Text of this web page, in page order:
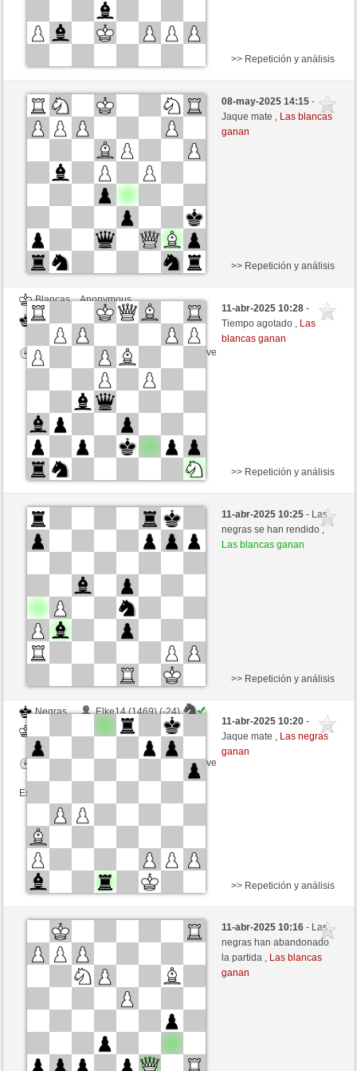
Negras
Anonymous
Blancas
oreneta3 (1315)
Tiempo: 2 minutes/side + 3 seconds/move
>> Repetición y análisis
08-may-2025 14:15-
Jaque mate , Las blancas
ganan
Blancas
Anonymous
Negras
oreneta3 (1315)
Tiempo: 2 minutes/side + 0 seconds/move
>> Repetición y análisis
11-abr-2025 10:28-
Tiempo agotado , Las
blancas ganan
Blancas
Anonymous
Negras
oreneta3 (1291)
>> Repetición y análisis
11-abr-2025 10:25- Las
negras se han rendido ,
Las blancas ganan
Negras
Elke14 (1469) (-24)
oreneta3 (1291) (+24)
Tiempo: 3 minutes/side + 0 seconds/move
Esta partida es por puntos
>> Repetición y análisis
11-abr-2025 10:20-
Jaque mate , Las negras
ganan
Negras
Anonymous
Blancas
oreneta3 (1291)
Tiempo: 2 minutes/side + 0 seconds/move
>> Repetición y análisis
11-abr-2025 10:16- Las
negras han abandonado
la partida , Las blancas
ganan